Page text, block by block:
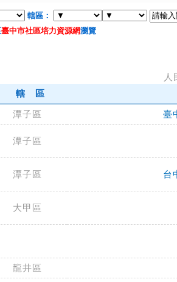
轄區：
臺中市社區培力資源網瀏覽
轄 區
潭子區
臺
潭子區
潭子區 台
大甲區
龍井區